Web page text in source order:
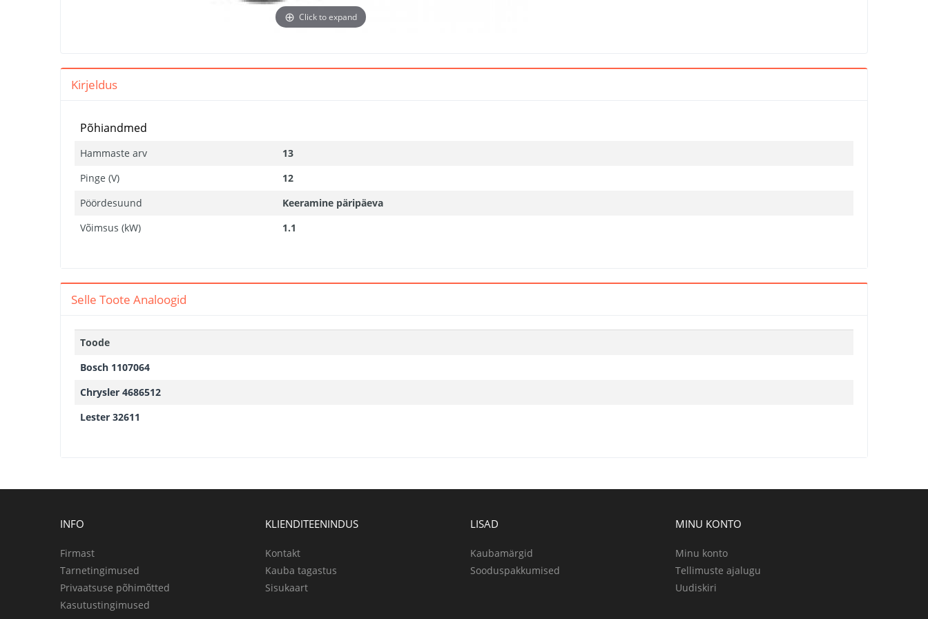
Click to expand
Kirjeldus
Põhiandmed
Hammaste arv
13
Pinge (V)
12
Pöördesuund
Keeramine päripäeva
Võimsus (kW)
1.1
Selle Toote Analoogid
Toode
Bosch 1107064
Chrysler 4686512
Lester 32611
INFO
Firmast
Tarnetingimused
Privaatsuse põhimõtted
Kasutustingimused
KLIENDITEENINDUS
Kontakt
Kauba tagastus
Sisukaart
LISAD
Kaubamärgid
Sooduspakkumised
MINU KONTO
Minu konto
Tellimuste ajalugu
Uudiskiri